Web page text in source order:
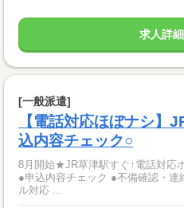
求人詳
[一般派遣]
【電話対応ほぼナシ】
込内容チェック○
8月開始★JR草津駅すぐ↑電話対
●申込内容チェック ●不備確認・
ル対応 ...